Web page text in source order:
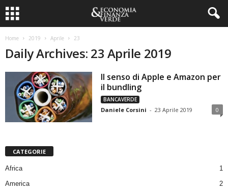
Home 2019 Aprile 23
Daily Archives: 23 Aprile 2019
Il senso di Apple e Amazon per
il bundling
BANCAVERDE
Daniele Corsini - 23 Aprile 2019 0
CATEGORIE
Africa
1
America
2